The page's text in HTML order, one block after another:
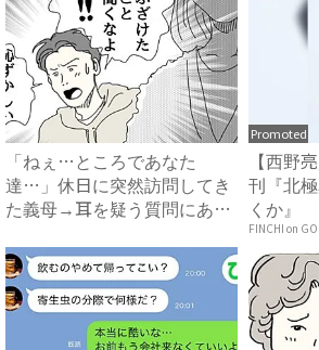
「ねぇ…ところであなた
達…」休日に突然訪問してき
た義母→耳を疑う質問にあ
Promoted
【西野
刊『北
くか』
FINCHI on